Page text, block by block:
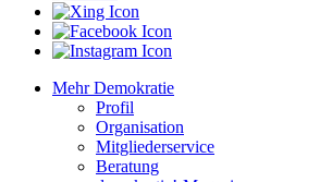
Mehr Demokratie
Profil
Organisation
Mitgliederservice
Beratung